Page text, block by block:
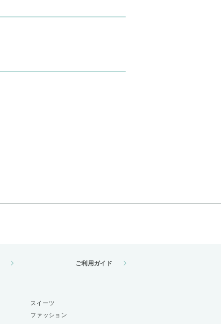
ご利用ガイド
スイーツ
ファッション